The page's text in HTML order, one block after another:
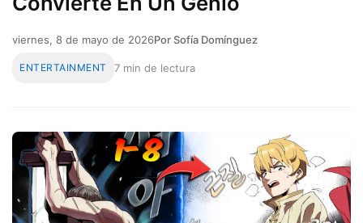
viernes, 8 de mayo de 2026Por Sofía Domínguez
ENTERTAINMENT 7 min de lectura